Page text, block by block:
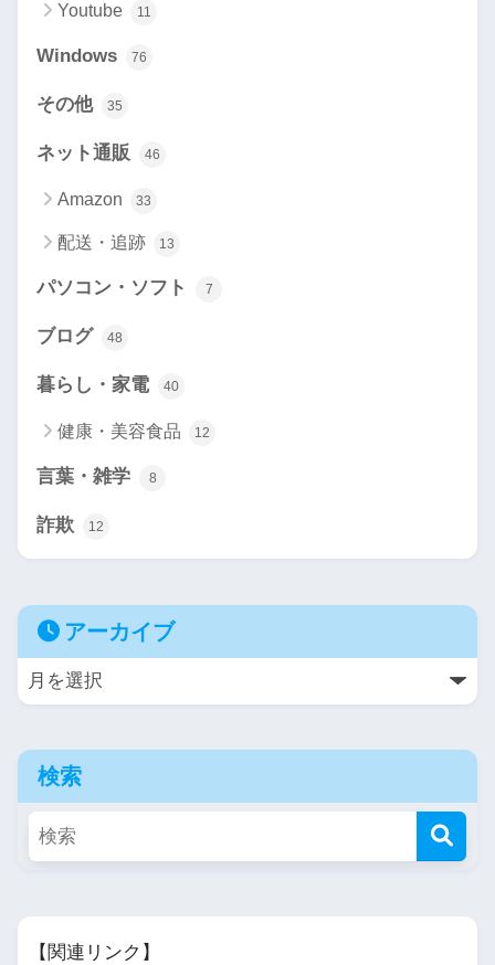
Youtube 11
Windows 76
その他 35
ネット通販 46
Amazon 33
配送・追跡 13
パソコン・ソフト 7
ブログ 48
暮らし・家電 40
健康・美容食品 12
言葉・雑学 8
詐欺 12
アーカイブ
検索
【関連リンク】